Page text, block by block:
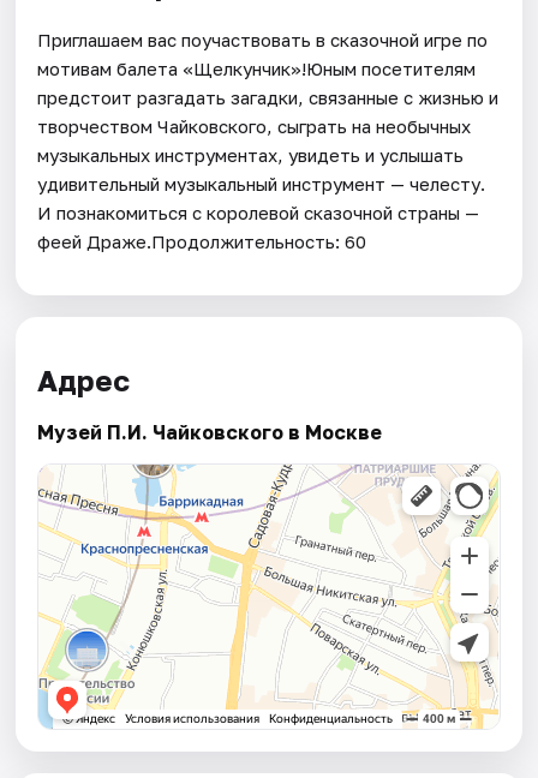
Приглашаем вас поучаствовать в сказочной игре по
мотивам балета «Щелкунчик»!Юным посетителям
предстоит разгадать загадки, связанные с жизнью и
творчеством Чайковского, сыграть на необычных
музыкальных инструментах, увидеть и услышать
удивительный музыкальный инструмент — челесту.
И познакомиться с королевой сказочной страны —
феей Драже.Продолжительность: 60
Адрес
Музей П.И. Чайковского в Москве